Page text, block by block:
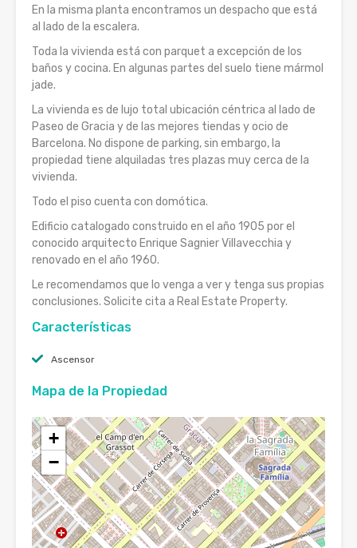
En la misma planta encontramos un despacho que está
al lado de la escalera.
Toda la vivienda está con parquet a excepción de los
baños y cocina. En algunas partes del suelo tiene mármol
jade.
La vivienda es de lujo total ubicación céntrica al lado de
Paseo de Gracia y de las mejores tiendas y ocio de
Barcelona. No dispone de parking, sin embargo, la
propiedad tiene alquiladas tres plazas muy cerca de la
vivienda.
Todo el piso cuenta con domótica.
Edificio catalogado construido en el año 1905 por el
conocido arquitecto Enrique Sagnier Villavecchia y
renovado en el año 1960.
Le recomendamos que lo venga a ver y tenga sus propias
conclusiones. Solicite cita a Real Estate Property.
Características
Ascensor
Mapa de la Propiedad
+
−